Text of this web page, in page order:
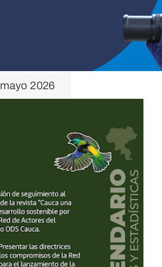
mayo 2026